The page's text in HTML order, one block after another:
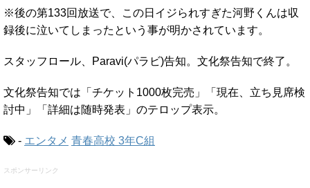
※後の第133回放送で、この日イジられすぎた河野くんは収
録後に泣いてしまったという事が明かされています。
スタッフロール、Paravi(パラビ)告知。文化祭告知で終了。
文化祭告知では「チケット1000枚完売」「現在、立ち見席検
討中」「詳細は随時発表」のテロップ表示。
- エンタメ 青春高校 3年C組
スポンサーリンク